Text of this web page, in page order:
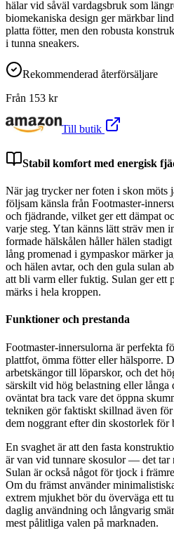
hälar vid såväl vardagsbruk som
biomekaniska design ger märkbar
platta fötter, men den robusta
i tunna sneakers.
Rekommenderad återförsäljare
Från 153 kr
Till butik
Stabil komfort med energisk
När jag trycker ner foten i skon möts
följsam känsla från Footmaster-
och fjädrande, vilket ger ett dämpat
varje steg. Ytan känns lätt sträv men
formade hälskålen håller hälen
lång promenad i gympaskor märker
och hälen avtar, och den gula sulan
att bli varm eller fuktig. Sulan ger ett
märks i hela kroppen.
Funktioner och prestanda
Footmaster-innersulorna är perfekta
plattfot, ömma fötter eller hälsporre.
arbetskängor till löparskor, och det
särskilt vid hög belastning eller långa
oväntat bra tack vare det öppna
tekniken gör faktiskt skillnad även
dem noggrant efter din skostorlek för
En svaghet är att den fasta
är van vid tunnare skosulor — det tar
Sulan är också något för tjock i
Om du främst använder
extrem mjukhet bör du överväga ett
daglig användning och långvarig
mest pålitliga valen på marknaden.